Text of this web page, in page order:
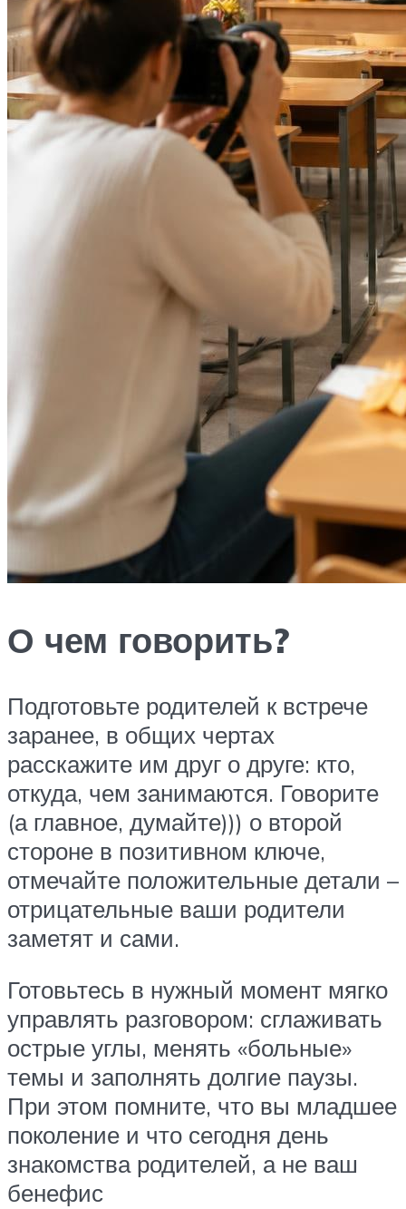
О чем говорить?
Подготовьте родителей к встрече
заранее, в общих чертах
расскажите им друг о друге: кто,
откуда, чем занимаются. Говорите
(а главное, думайте))) о второй
стороне в позитивном ключе,
отмечайте положительные детали –
отрицательные ваши родители
заметят и сами.
Готовьтесь в нужный момент мягко
управлять разговором: сглаживать
острые углы, менять «больные»
темы и заполнять долгие паузы.
При этом помните, что вы младшее
поколение и что сегодня день
знакомства родителей, а не ваш
бенефис